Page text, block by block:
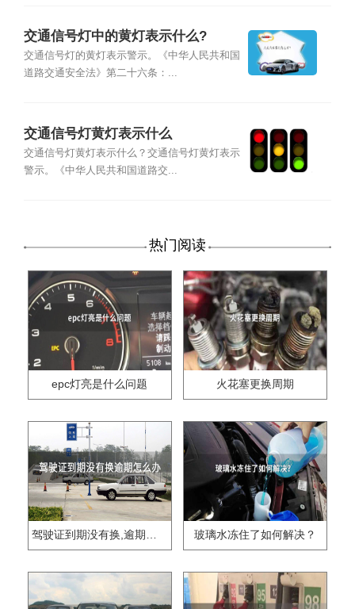
交通信号灯中的黄灯表示什么?
交通信号灯的黄灯表示警示。《中华人民共和国
道路交通安全法》第二十六条：...
交通信号灯黄灯表示什么
交通信号灯黄灯表示什么？交通信号灯黄灯表示
警示。《中华人民共和国道路交...
热门阅读
epc灯亮是什么问题 火花塞更换周期
驾驶证到期没有换,逾期怎么办?? 玻璃水冻住了如何解决？